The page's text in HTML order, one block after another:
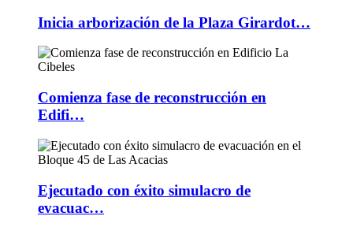
Inicia arborización de la Plaza Girardot…
Comienza fase de reconstrucción en
Edifi…
Ejecutado con éxito simulacro de
evacuac…